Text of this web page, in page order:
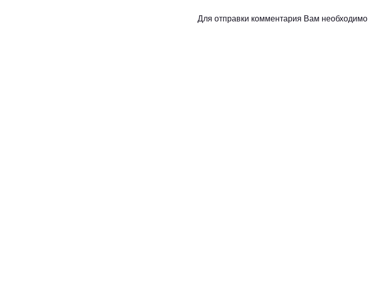
Для отправки комментария Вам необходимо